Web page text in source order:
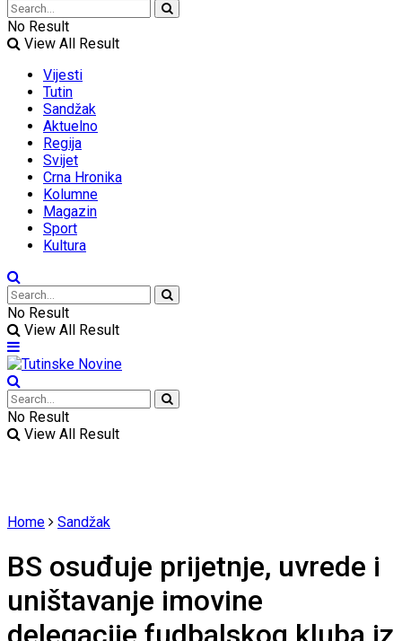
No Result
View All Result
Vijesti
Tutin
Sandžak
Aktuelno
Regija
Svijet
Crna Hronika
Kolumne
Magazin
Sport
Kultura
No Result
View All Result
No Result
View All Result
Home Sandžak
BS osuđuje prijetnje, uvrede i
uništavanje imovine